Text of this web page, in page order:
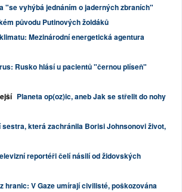
"se vyhýbá jednáním o jaderných zbraních"
původu Putinových žoldáků
Mezinárodní energetická agentura
Rusko hlásí u pacientů "černou plíseň"
Planeta op(oz)ic, aneb Jak se střelit do nohy
sestra, která zachránila Borisi Johnsonovi život,
reportéři čelí násilí od židovských
hranic: V Gaze umírají civilisté, poškozována